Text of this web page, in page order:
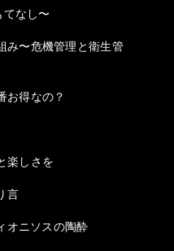
てなし〜
み〜危機管理と衛生管
お得なの？
楽しさを
言
オニソスの陶酔